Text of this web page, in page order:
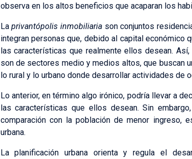
observa en los altos beneficios que acaparan los
Laprivantópolis inmobiliaria son conjuntos
integran personas que, debido al capital económico
las características que realmente ellos desean.
son de sectores medio y medios altos, que buscan
lo rural y lo urbano donde desarrollar actividades de
Lo anterior, en término algo irónico, podría llevar a
las características que ellos desean. Sin
comparación con la población de menor ingreso,
urbana.
La planificación urbana orienta y regula el